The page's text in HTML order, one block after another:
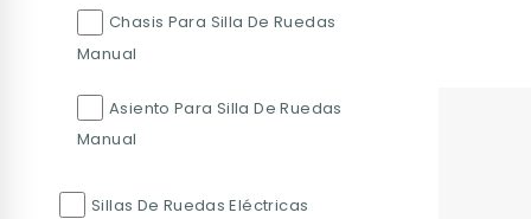
Chasis Para Silla De Ruedas
Manual
Asiento Para Silla De Ruedas
Manual
Sillas De Ruedas Eléctricas